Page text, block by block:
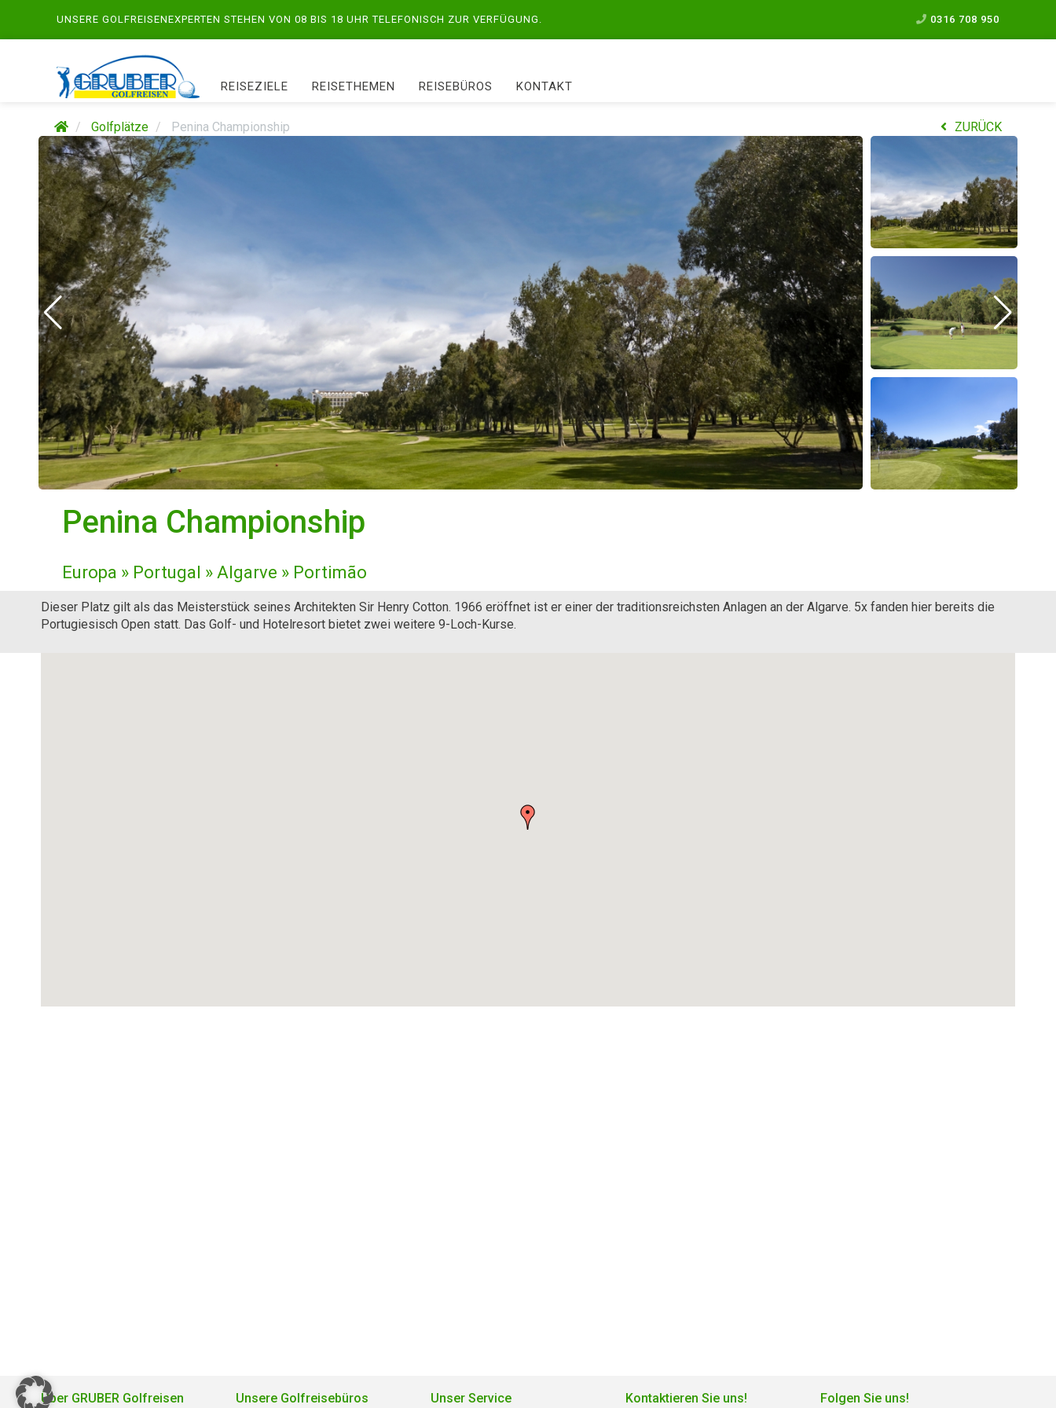
UNSERE GOLFREISENEXPERTEN STEHEN VON 08 BIS 18 UHR TELEFONISCH ZUR VERFÜGUNG. 0316 708 950
REISEZIELE REISETHEMEN REISEBÜROS KONTAKT
Golfplätze Penina Championship ZURÜCK
Penina Championship
Europa » Portugal » Algarve » Portimão
Dieser Platz gilt als das Meisterstück seines Architekten Sir Henry Cotton. 1966 eröffnet ist er einer der traditionsreichsten Anlagen an der Algarve. 5x fanden hier bereits die
Portugiesisch Open statt. Das Golf- und Hotelresort bietet zwei weitere 9-Loch-Kurse.
Über GRUBER Golfreisen Unsere Golfreisebüros Unser Service Kontaktieren Sie uns! Folgen Sie uns!